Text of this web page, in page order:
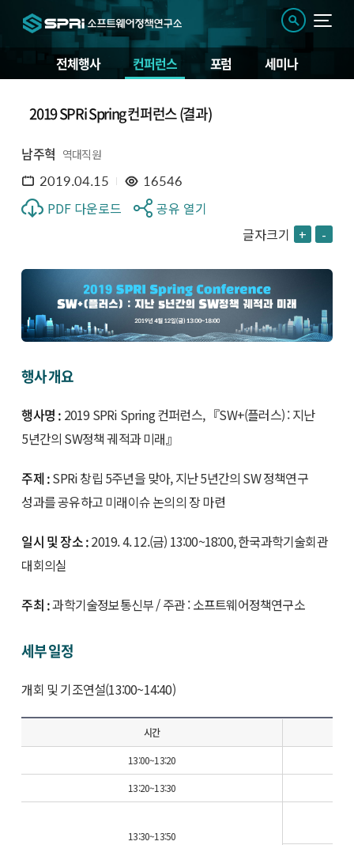
전체행사 컨퍼런스 포럼 세미나
2019 SPRi Spring 컨퍼런스 (결과)
남주혁 역대직원
2019.04.15 16546
PDF 다운로드
공유 열기
글자크기 + -
행사 개요
행사명 : 2019 SPRi Spring 컨퍼런스, 『SW+(플러스) : 지난
5년간의 SW정책 궤적과 미래』
주제 :SPRi 창립 5주년을 맞아, 지난 5년간의 SW 정책연구
성과를 공유하고 미래이슈 논의의 장 마련
일시 및 장소 :2019. 4. 12.(금) 13:00~18:00, 한국과학기술회관
대회의실
주최 :과학기술정보통신부 / 주관 : 소프트웨어정책연구소
세부 일정
개회 및 기조연설(13:00~14:40)
시간
13:00~13:20
13:20~13:30
13:30~13:50